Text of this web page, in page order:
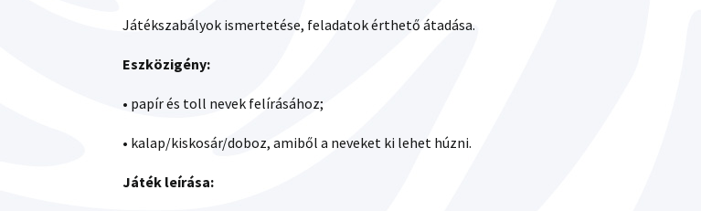
Játékszabályok ismertetése, feladatok érthető átadása.
Eszközigény:
• papír és toll nevek felírásához;
• kalap/kiskosár/doboz, amiből a neveket ki lehet húzni.
Játék leírása: